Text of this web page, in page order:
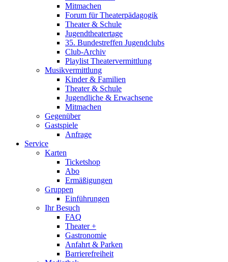
Mitmachen
Forum für Theaterpädagogik
Theater & Schule
Jugendtheatertage
35. Bundestreffen Jugendclubs
Club-Archiv
Playlist Theatervermittlung
Musikvermittlung
Kinder & Familien
Theater & Schule
Jugendliche & Erwachsene
Mitmachen
Gegenüber
Gastspiele
Anfrage
Service
Karten
Ticketshop
Abo
Ermäßigungen
Gruppen
Einführungen
Ihr Besuch
FAQ
Theater +
Gastronomie
Anfahrt & Parken
Barrierefreiheit